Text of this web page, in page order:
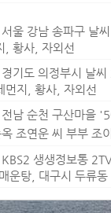
서울 강남 송파구 날
, 황사, 자외선
경기도 의정부시 날
먼지, 황사, 자외선
전남 순천 구산마을
조연운 씨 부부 조
KBS2 생생정보통
운탕, 대구시 두류